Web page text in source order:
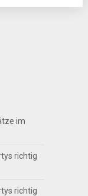
im
richtig
richtig